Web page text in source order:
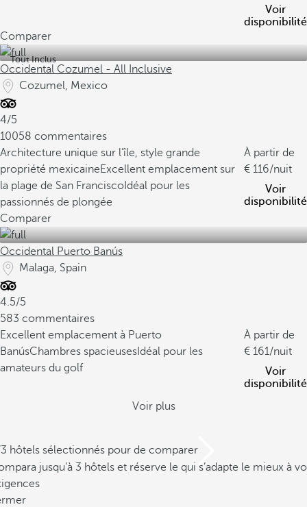
Voir
disponibilité
Comparer
Tout Inclus
Occidental Cozumel - All Inclusive
Cozumel, Mexico
4/5
10058 commentaires
Architecture unique sur l’île, style grande
propriété mexicaineExcellent emplacement sur
la plage de San Francisco Idéal pour les
passionnés de plongée
À partir de
116/nuit
Voir
disponibilité
Comparer
Occidental Puerto Banús
Malaga, Spain
4.5/5
583 commentaires
Excellent emplacement à Puerto
BanúsChambres spacieuses Idéal pour les
amateurs du golf
À partir de
161/nuit
Voir
disponibilité
Voir plus
hôtels sélectionnés pour de comparer
jusqu’à 3 hôtels et réserve le qui s’adapte le mieux à